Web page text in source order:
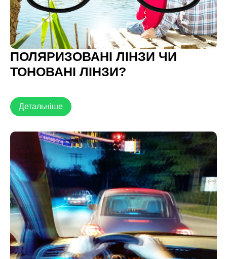
ПОЛЯРИЗОВАНІ ЛІНЗИ ЧИ
ТОНОВАНІ ЛІНЗИ?
Детальніше